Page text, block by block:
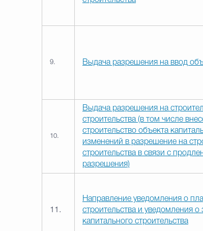
9. Выдача разрешения на ввод
10.
Выдача разрешения на
строительства (в том числе
строительство объекта
изменений в разрешение на
строительства в связи с
разрешения)
11.
Направление уведомления о
строительства и уведомления
капитального строительства